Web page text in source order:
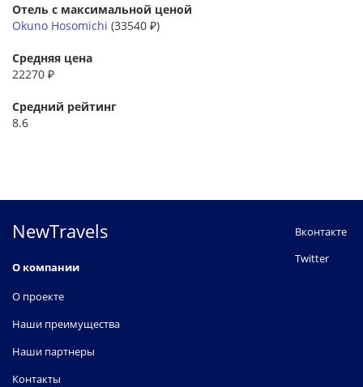
Отель с максимальной ценой
Okuno Hosomichi (33540 ₽)
Средняя цена
22270 ₽
Средний рейтинг
8.6
NewTravels
О компании
О проекте
Наши преимущества
Наши партнеры
Контакты
Вконтакте
Twitter